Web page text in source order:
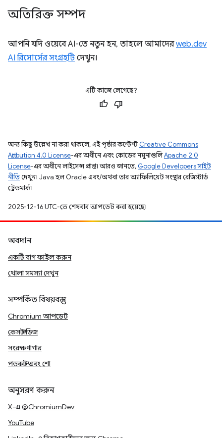
অতিরিক্ত সম্পদ
আপনি যদি ওয়েবে AI-তে নতুন হন, তাহলে আমাদেরweb.dev
AI রিসোর্সের সংগ্রহটিদেখুন।
এটি কাজে লেগেছে?
অন্য কিছু উল্লেখ না করা থাকলে, এই পৃষ্ঠার কন্টেন্ট Creative Commons
Attribution 4.0 License-এর অধীনে এবং কোডের নমুনাগুলিApache 2.0
License-এর অধীনে লাইসেন্স প্রাপ্ত। আরও জানতে, Google Developers সাইট
নীতিদেখুন। Java হল Oracle এবং/অথবা তার অ্যাফিলিয়েট সংস্থার রেজিস্টার্ড
ট্রেডমার্ক।
2025-12-16 UTC-তে শেষবার আপডেট করা হয়েছে।
অবদান
একটি বাগ ফাইল করুন
খোলা সমস্যা দেখুন
সম্পর্কিত বিষয়বস্তু
Chromium আপডেট
কেস স্টাডিজ
সংরক্ষণাগার
পডকাস্ট এবং শো
অনুসরণ করুন
X-এ @ChromiumDev
YouTube